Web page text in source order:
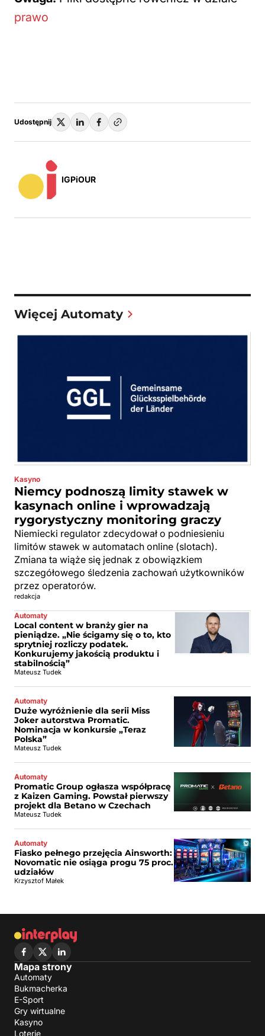
prawo
Udostępnij
IGPiOUR
Więcej Automaty
Kasyno
Niemcy podnoszą limity stawek w
kasynach online i wprowadzają
rygorystyczny monitoring graczy
Niemiecki regulator zdecydował o podniesieniu
limitów stawek w automatach online (slotach).
Zmiana ta wiąże się jednak z obowiązkiem
szczegółowego śledzenia zachowań użytkowników
przez operatorów.
redakcja
Automaty
Local content w branży gier na
pieniądze. „Nie ścigamy się o to, kto
sprytniej rozliczy podatek.
Konkurujemy jakością produktu i
stabilnością”
Mateusz Tudek
Automaty
Duże wyróżnienie dla serii Miss
Joker autorstwa Promatic.
Nominacja w konkursie „Teraz
Polska”
Mateusz Tudek
Automaty
Promatic Group ogłasza współpracę
z Kaizen Gaming. Powstał pierwszy
projekt dla Betano w Czechach
Mateusz Tudek
Automaty
Fiasko pełnego przejęcia Ainsworth:
Novomatic nie osiąga progu 75 proc.
udziałów
Krzysztof Małek
Mapa strony
Automaty
Bukmacherka
E-Sport
Gry wirtualne
Kasyno
Loterie